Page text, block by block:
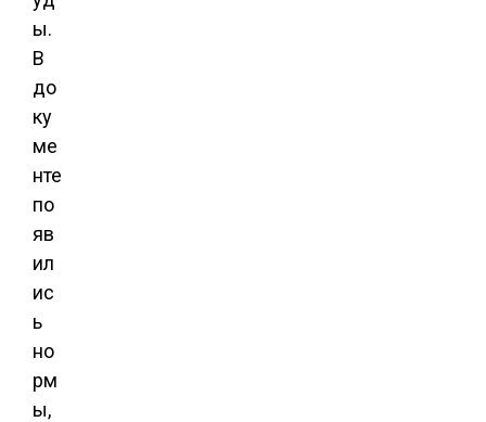
ы.
В
до
ку
ме
нте
по
яв
ил
ис
ь
но
рм
ы,